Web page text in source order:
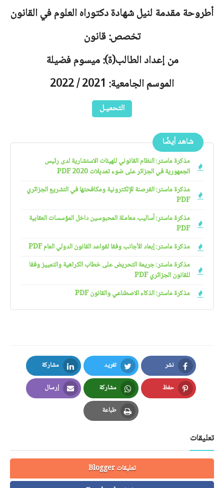
أطروحة مقدمة لنيل شهادة دكتوراه العلوم في القانون
تخصص: قانون
من إعداد الطالب(ة): ميسوم فضيلة
الموسم الجامعية: 2021 / 2022
التحميـل
شاهد أيضًا
مذكرة ماستر: النظام القانوني للهيئات الاستشارية لدى رئيس
الجمهورية في الجزائر على ضوء تعديلات 2020 PDF
مذكرة ماستر: القرصنة الإلكترونية ومكافحتها في التشريع الجزائري
PDF
مذكرة ماستر: أساليب معاملة المحبوسين داخل المؤسسات العقابية
PDF
مذكرة ماستر: إبعاد الأجانب وفقا لقواعد القانون الدولي العام PDF
مذكرة ماستر: جريمة التحريض على خطاب الكراهية والتمييز وفقا
للقانون الجزائري PDF
مذكرة ماستر: الذكاء الاصطناعي والقانون PDF
نشر
Facebook
تغريد
Twitter
مشاركة
LinkedIn
حفظ
Pinterest
مشاركة
Whatsapp
إرسال
Email
طباعة
Print
تعليقات
تعليقات Blogger